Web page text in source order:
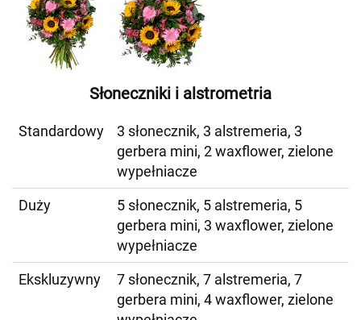
Słoneczniki i alstrometria
Standardowy
3 słonecznik, 3 alstremeria, 3
gerbera mini, 2 waxflower, zielone
wypełniacze
Duży
5 słonecznik, 5 alstremeria, 5
gerbera mini, 3 waxflower, zielone
wypełniacze
Ekskluzywny
7 słonecznik, 7 alstremeria, 7
gerbera mini, 4 waxflower, zielone